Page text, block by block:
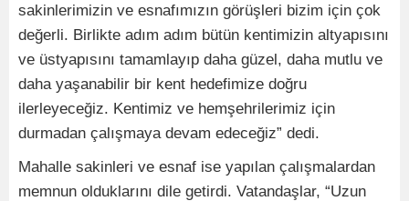
sakinlerimizin ve esnafımızın görüşleri bizim için çok
değerli. Birlikte adım adım bütün kentimizin altyapısını
ve üstyapısını tamamlayıp daha güzel, daha mutlu ve
daha yaşanabilir bir kent hedefimize doğru
ilerleyeceğiz. Kentimiz ve hemşehrilerimiz için
durmadan çalışmaya devam edeceğiz” dedi.
Mahalle sakinleri ve esnaf ise yapılan çalışmalardan
memnun olduklarını dile getirdi. Vatandaşlar, “Uzun